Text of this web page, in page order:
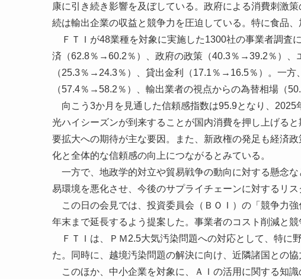
康に引き続き影響を及ぼしている。政府による消費刺激
続は輸出企業の収益と競争力を圧迫している。特に食品
ＦＴＩが48業種を対象に実施した1300社の事業者調査
済（62.8％→60.2％）、政府の政策（40.3％→39.2％）、
（25.3％→24.3％）、貸出金利（17.1％→16.5％）。一方
（57.4％→58.2％）、輸出業者の視点からの為替相場（
向こう3か月を見通した信頼感指数は95.9となり、2025
光ハイシーズンが到来することが国内消費を押し上げる
要拡大への期待が主な要因。また、新政権の発足も経済
化と全体的な信頼感の向上につながるとみている。
一方で、地政学的対立や貿易戦争の動向に対する懸念
易環境を悪化させ、今後のサプライチェーンに対するリス
この日の会見では、投資委員会（ＢＯＩ）の「競争力
年末まで延長するよう提案した。事業者のコスト削減と
ＦＴＩは、ＰＭ2.5大気汚染問題への対応として、特に
た。同時に、越境汚染問題の解決に向け、近隣諸国との協
このほか、中小企業を対象に、ＡＩの活用に関する知